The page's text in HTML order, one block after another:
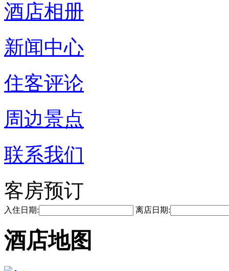
酒店相册
新闻中心
住客评论
周边景点
联系我们
客房预订
入住日期: 离店日期:
酒店地图